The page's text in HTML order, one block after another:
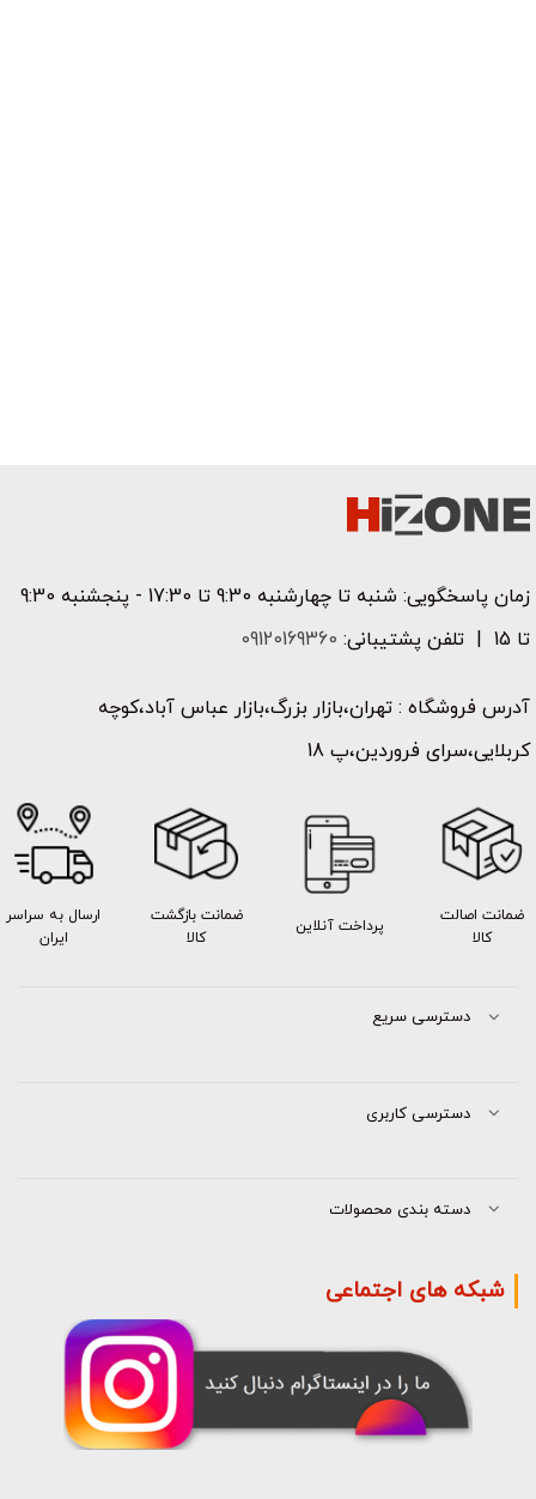
زمان پاسخگویی: شنبه تا چهارشنبه 9:30 تا 17:30 - پنجشنبه 9:30
تا 15 | تلفن پشتیبانی:
09120169360
آدرس فروشگاه : تهران،بازار بزرگ،بازار عباس آباد،کوچه
کربلایی،سرای فروردین،پ 18
ضمانت اصالت
کالا
پرداخت آنلاین
ضمانت بازگشت
کالا
ارسال به سراسر
ایران
دسترسی سریع
دسترسی کاربری
دسته بندی محصولات
شبکه های اجتماعی